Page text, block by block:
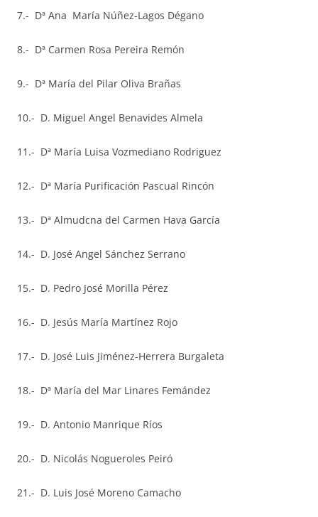
7.- Dª Ana María Núñez-Lagos Dégano
8.- Dª Carmen Rosa Pereira Remón
9.- Dª María del Pilar Oliva Brañas
10.- D. Miguel Angel Benavides Almela
11.- Dª María Luisa Vozmediano Rodriguez
12.- Dª María Purificación Pascual Rincón
13.- Dª Almudcna del Carmen Hava García
14.- D. José Angel Sánchez Serrano
15.- D. Pedro José Morilla Pérez
16.- D. Jesús María Martínez Rojo
17.- D. José Luis Jiménez-Herrera Burgaleta
18.- Dª María del Mar Linares Femández
19.- D. Antonio Manrique Ríos
20.- D. Nicolás Nogueroles Peiró
21.- D. Luis José Moreno Camacho